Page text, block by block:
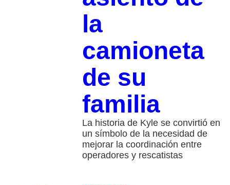
la
camioneta
de su
familia
La historia de Kyle se convirtió en
un símbolo de la necesidad de
mejorar la coordinación entre
operadores y rescatistas